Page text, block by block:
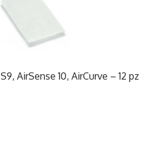
AirSense 10, AirCurve – 12 pz